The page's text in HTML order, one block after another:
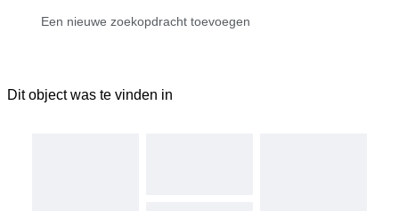
Dit object was te vinden in